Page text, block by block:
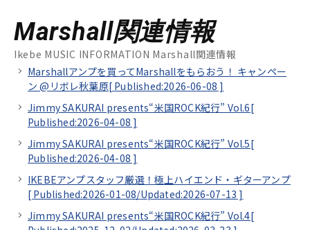
Marshall関連情報
Ikebe MUSIC INFORMATION Marshall関連情報
Marshallアンプを買ってMarshallをもらおう！ キャンペー
ン @リボレ秋葉原[ Published:2026-06-08 ]
Jimmy SAKURAI presents“米国ROCK紀行” Vol.6[
Published:2026-04-08 ]
Jimmy SAKURAI presents“米国ROCK紀行” Vol.5[
Published:2026-04-08 ]
IKEBEアンプスタッフ厳選！極上ハイエンド・ギターアンプ
[ Published:2026-01-08/Updated:2026-07-13 ]
Jimmy SAKURAI presents“米国ROCK紀行” Vol.4[